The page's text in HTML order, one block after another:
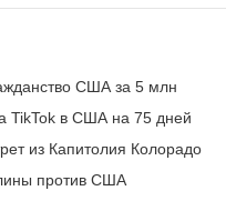
США за 5 млн
TikTok в США на 75 дней
из Капитолия Колорадо
против США